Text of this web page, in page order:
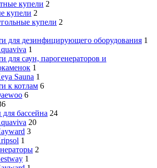
купели 2
купели 2
купели 2
для дезинфицирующего оборудования 1
1
для саун, парогенераторов и
1
Sauna 1
к котлам 6
6
бассейна 24
20
3
1
2
1